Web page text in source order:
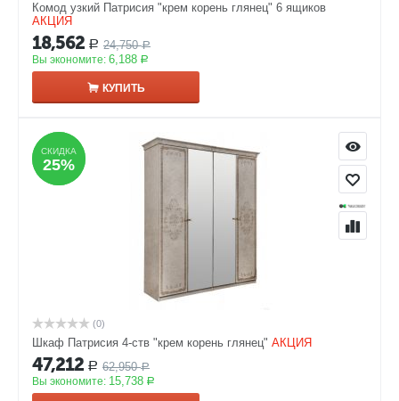
Комод узкий Патрисия "крем корень глянец" 6 ящиков
АКЦИЯ
18,562 Р 24,750 Р
Вы экономите: 6,188 Р
КУПИТЬ
СКИДКА
25%
СКИДКА
25%
(0)
Шкаф Патрисия 4-ств "крем корень глянец" АКЦИЯ
47,212 Р 62,950 Р
Вы экономите: 15,738 Р